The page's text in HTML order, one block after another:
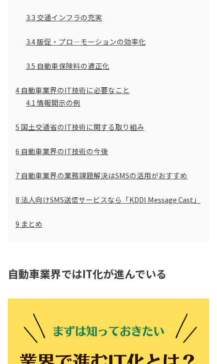
3.3 交通インフラの充実
3.4販促・プロ―モーションの効率化
3.5 自動車保険料の適正化
4 自動車業界のIT技術に必要なこと
4.1 情報開示の例
5 国土交通省のIT技術に関する取り組み
6 自動車業界のIT技術の今後
7 自動車業界の業務課題解決はSMSの活用がおすすめ
8 法人向けSMS送信サービスなら「KDDI Message Cast」
9 まとめ
自動車業界ではIT化が進んでいる